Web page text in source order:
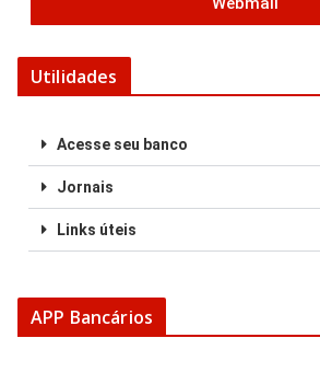
Utilidades
Acesse seu banco
Jornais
Links úteis
APP Bancários